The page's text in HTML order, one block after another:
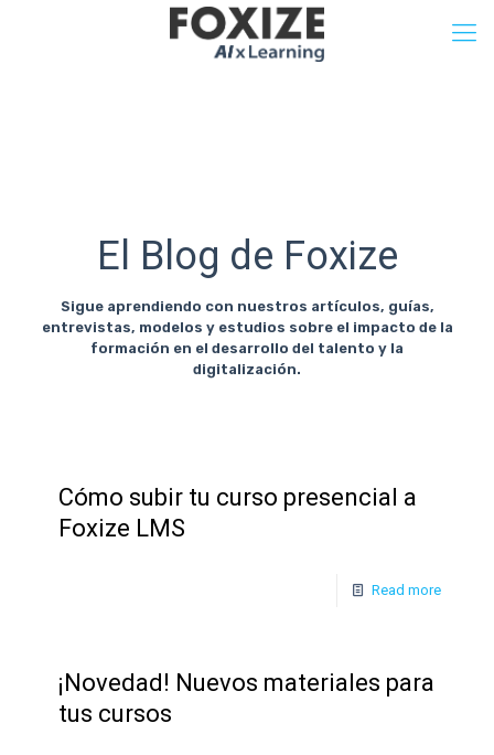
El Blog de Foxize
Sigue aprendiendo con nuestros artículos, guías,
entrevistas, modelos y estudios sobre el impacto de la
formación en el desarrollo del talento y la
digitalización.
Cómo subir tu curso presencial a
Foxize LMS
Read more
¡Novedad! Nuevos materiales para
tus cursos